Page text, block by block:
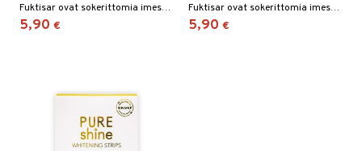
Fuktisar ovat sokerittomia imeskelytabletteja, jotka stimuloivat tehokkaasti syljeneritystä. Omenan maku.
5,90 €
Fuktisar ovat sokerittomia imeskelytabletteja, jotka tehokkaasti stimuloivat syljeneritystä. Maku: metsämansikka.
5,90 €